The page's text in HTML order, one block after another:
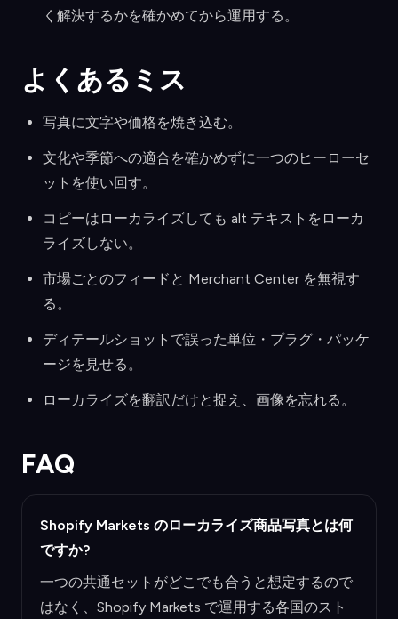
く解決するかを確かめてから運用する。
よくあるミス
写真に文字や価格を焼き込む。
文化や季節への適合を確かめずに一つのヒーローセ
ットを使い回す。
コピーはローカライズしても alt テキストをローカ
ライズしない。
市場ごとのフィードと Merchant Center を無視す
る。
ディテールショットで誤った単位・プラグ・パッケ
ージを見せる。
ローカライズを翻訳だけと捉え、画像を忘れる。
FAQ
Shopify Markets のローカライズ商品写真とは何
ですか?
一つの共通セットがどこでも合うと想定するので
はなく、Shopify Markets で運用する各国のスト